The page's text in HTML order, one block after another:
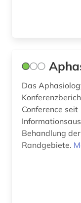
influenza (1)
informatik (2)
Das
Conference
Behandlung
Randgebiete.